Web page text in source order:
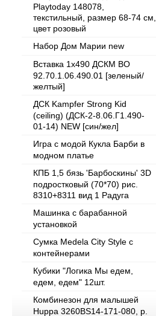
Playtoday 148078,
текстильный, размер 68-74 см,
цвет розовый
Набор Дом Марии new
Вставка 1х490 ДСКМ ВО
92.70.1.06.490.01 [зеленый/
желтый]
ДСК Kampfer Strong Kid
(ceiling) (ДСК-2-8.06.Г1.490-
01-14) NEW [син/жел]
Игра с модой Кукла Барби в
модном платье
КПБ 1,5 бязь 'Барбоскины' 3D
подростковый (70*70) рис.
8310+8311 вид 1 Радуга
Машинка с барабанной
установкой
Сумка Medela City Style с
контейнерами
Кубики "Логика Мы едем,
едем, едем" 12шт.
Комбинезон для малышей
Huppa 3260BS14-171-080, р.